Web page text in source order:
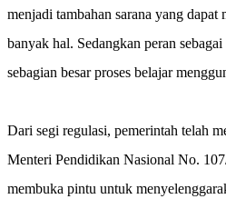
menjadi tambahan sarana yang dapat
banyak hal. Sedangkan peran
sebagian besar proses belajar
Dari segi regulasi, pemerintah telah
Menteri Pendidikan Nasional No.
membuka pintu untuk